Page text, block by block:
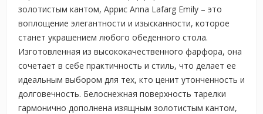
золотистым кантом, Аррис Anna Lafarg Emily – это
воплощение элегантности и изысканности, которое
станет украшением любого обеденного стола.
Изготовленная из высококачественного фарфора, она
сочетает в себе практичность и стиль, что делает ее
идеальным выбором для тех, кто ценит утонченность и
долговечность. Белоснежная поверхность тарелки
гармонично дополнена изящным золотистым кантом,